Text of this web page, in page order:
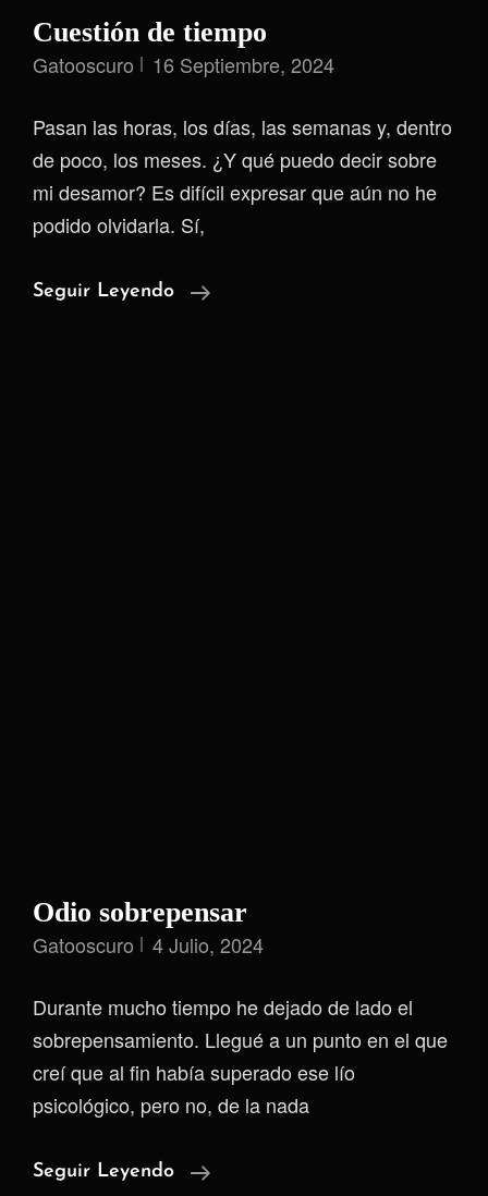
Cuestión de tiempo
Gatooscuro 16 Septiembre, 2024
Pasan las horas, los días, las semanas y, dentro
de poco, los meses. ¿Y qué puedo decir sobre
mi desamor? Es difícil expresar que aún no he
podido olvidarla. Sí,
Seguir Leyendo
Cuestión
Odio sobrepensar
Gatooscuro 4 Julio, 2024
Durante mucho tiempo he dejado de lado el
sobrepensamiento. Llegué a un punto en el que
creí que al fin había superado ese lío
psicológico, pero no, de la nada
Seguir Leyendo
Odio